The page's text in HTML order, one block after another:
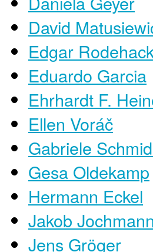
David
Edgar
Eduardo Garcia
Ehrhardt F.
Ellen Voráč
Gabriele
Gesa Oldekamp
Hermann Eckel
Jakob Jochmann
Jens Gröger